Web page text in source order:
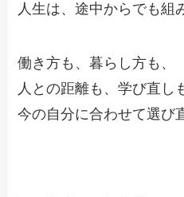
人生は、途中からでも組
働き方も、暮らし方も、
人との距離も、学び直し
今の自分に合わせて選び